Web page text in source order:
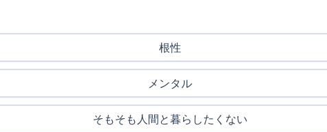
根性
メンタル
そもそも人間と暮らしたくない